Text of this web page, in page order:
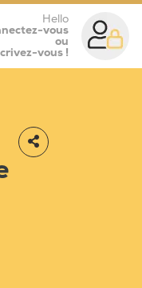
Hello
vous
ou
vous !